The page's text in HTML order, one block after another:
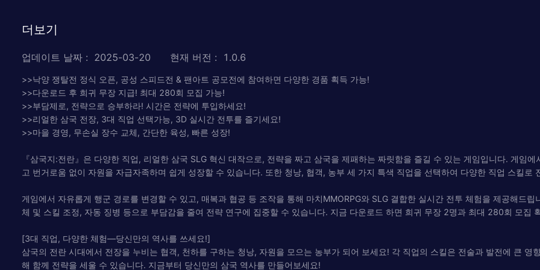
더보기
업데이트 날짜 : 2025-03-20 현재 버전 : 1.0.6
>>낙양 쟁탈전 정식 오픈, 공성 스피드전 & 팬아트 공모전에 참여하면 다양한 경품 획득 가능!
>>다운로드 후 희귀 무장 지급! 최대 280회 모집 가능!
>>부담제로, 전략으로 승부하라! 시간은 전략에 투입하세요!
>>리얼한 삼국 전장, 3대 직업 선택가능, 3D 실시간 전투를 즐기세요!
>>마을 경영, 무손실 장수 교체, 간단한 육성, 빠른 성장!
『삼국지:전란』은 다양한 직업, 리얼한 삼국 SLG 혁신 대작으로, 전략을 짜고 삼국을 제패하는 짜릿함을 즐길 수 있는 게임입니다. 게임
고 번거로움 없이 자원을 자급자족하며 쉽게 성장할 수 있습니다. 또한 청낭, 협객, 농부 세 가지 특색 직업을 선택하여 다양한 직업 스킬로
게임에서 자유롭게 행군 경로를 변경할 수 있고, 매복과 협공 등 조작을 통해 마치MMORPG와 SLG 결합한 실시간 전투 체험을 제공해드
체 및 스킬 조정, 자동 징병 등으로 부담감을 줄여 전략 연구에 집중할 수 있습니다. 지금 다운로드 하면 희귀 무장 2명과 최대 280회 모집
[3대 직업, 다양한 체험—당신만의 역사를 쓰세요!]
삼국의 전란 시대에서 전장을 누비는 협객, 천하를 구하는 청낭, 자원을 모으는 농부가 되어 보세요! 각 직업의 스킬은 전술과 발전에 큰
해 함께 전략을 세울 수 있습니다. 지금부터 당신만의 삼국 역사를 만들어보세요!